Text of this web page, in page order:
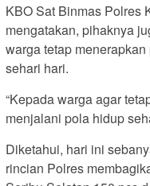
KBO Sat Binmas Polres
mengatakan, pihaknya
warga tetap
sehari hari.
“Kepada warga agar
menjalani pola hidup
Diketahui, hari ini
rincian Polres